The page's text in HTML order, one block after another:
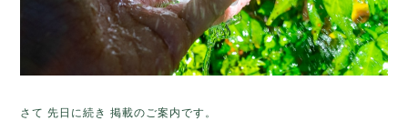
さて 先日に続き 掲載のご案内です。